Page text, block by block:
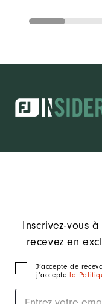
Inscrivez-vous
recevez en
J‘accepte de
j’accepte la